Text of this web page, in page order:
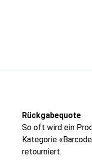
Rückgabequote
So oft wird ein
Kategorie
retourniert.